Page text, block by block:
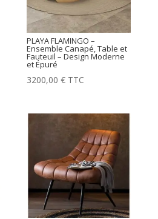
PLAYA FLAMINGO –
Ensemble Canapé, Table et
Fauteuil – Design Moderne
et Épuré
3200,00€ TTC